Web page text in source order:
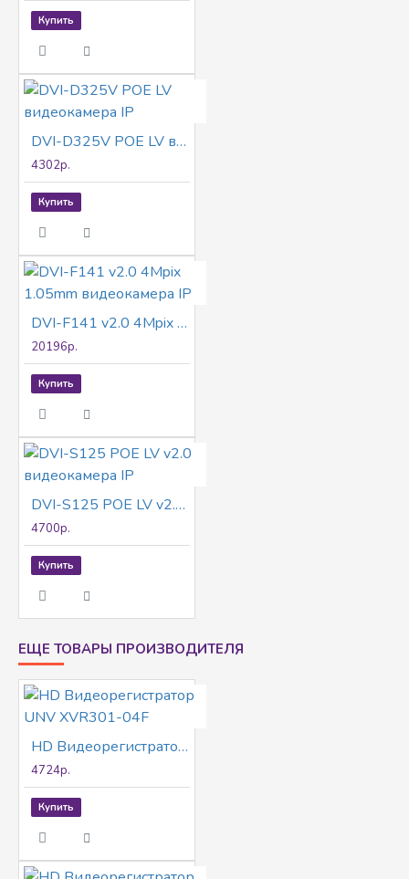
Купить
DVI-D325V POE LV видеокамера IP
4302р.
Купить
DVI-F141 v2.0 4Mpix 1.05mm видеокамера IP
20196р.
Купить
DVI-S125 POE LV v2.0 видеокамера IP
4700р.
Купить
ЕЩЕ ТОВАРЫ ПРОИЗВОДИТЕЛЯ
HD Видеорегистратор UNV XVR301-04F
4724р.
Купить